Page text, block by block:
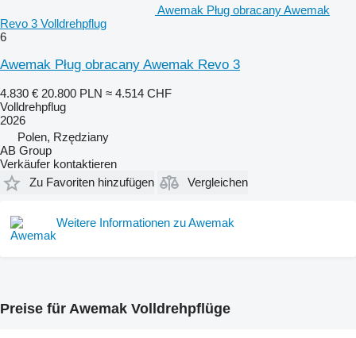
Awemak Pług obracany Awemak
Revo 3 Volldrehpflug
6
Awemak Pług obracany Awemak Revo 3
4.830 € 20.800 PLN ≈ 4.514 CHF
Volldrehpflug
2026
Polen, Rzędziany
AB Group
Verkäufer kontaktieren
Zu Favoriten hinzufügen
Vergleichen
Weitere Informationen zu Awemak
Preise für Awemak Volldrehpflüge